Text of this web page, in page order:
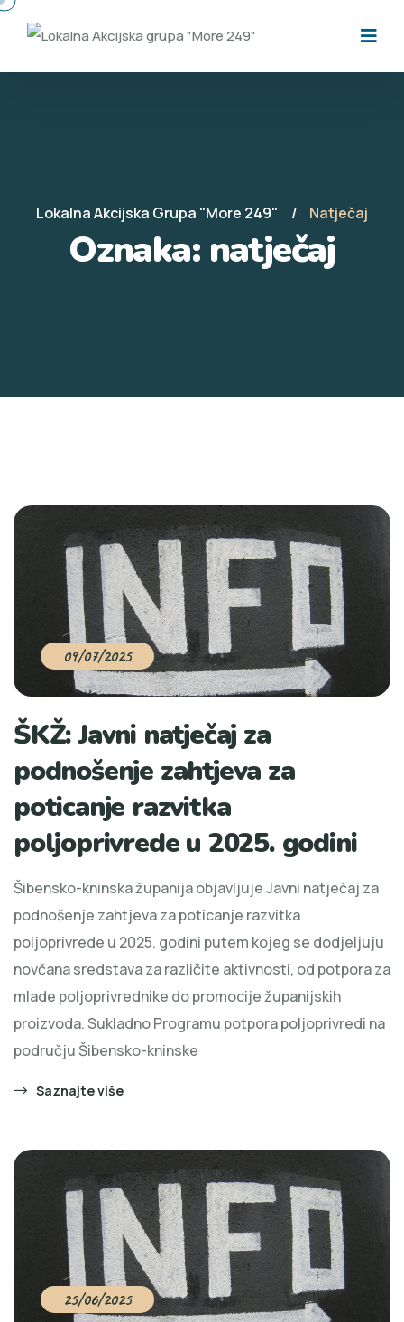
Lokalna Akcijska Grupa "More 249" Natječaj
Oznaka: natječaj
09/07/2025
ŠKŽ: Javni natječaj za
podnošenje zahtjeva za
poticanje razvitka
poljoprivrede u 2025. godini
Šibensko-kninska županija objavljuje Javni natječaj za
podnošenje zahtjeva za poticanje razvitka
poljoprivrede u 2025. godini putem kojeg se dodjeljuju
novčana sredstava za različite aktivnosti, od potpora za
mlade poljoprivrednike do promocije županijskih
proizvoda. Sukladno Programu potpora poljoprivredi na
području Šibensko-kninske
Saznajte više
25/06/2025